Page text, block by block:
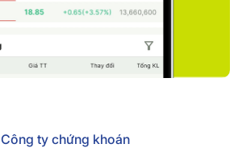
Công ty chứng khoán